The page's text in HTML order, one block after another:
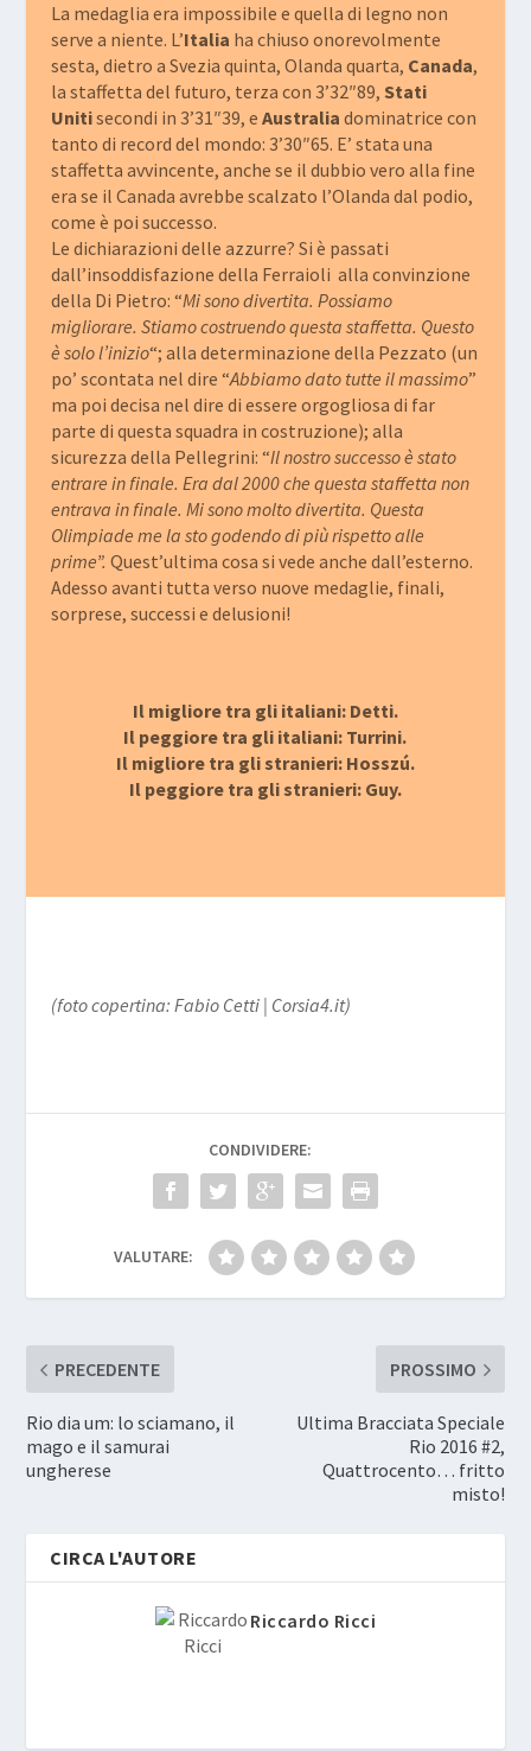
La medaglia era impossibile e quella di legno non
serve a niente. L’Italia ha chiuso onorevolmente
sesta, dietro a Svezia quinta, Olanda quarta, Canada,
la staffetta del futuro, terza con 3’32″89, Stati
Unitisecondi in 3’31″39, e Australia dominatrice con
tanto di record del mondo: 3’30″65. E’ stata una
staffetta avvincente, anche se il dubbio vero alla fine
era se il Canada avrebbe scalzato l’Olanda dal podio,
come è poi successo.
Le dichiarazioni delle azzurre? Si è passati
dall’insoddisfazione della Ferraioli alla convinzione
della Di Pietro: “Mi sono divertita. Possiamo
migliorare. Stiamo costruendo questa staffetta. Questo
è solo l’inizio“; alla determinazione della Pezzato (un
po’ scontata nel dire “Abbiamo dato tutte il massimo”
ma poi decisa nel dire di essere orgogliosa di far
parte di questa squadra in costruzione); alla
sicurezza della Pellegrini: “Il nostro successo è stato
entrare in finale. Era dal 2000 che questa staffetta non
entrava in finale. Mi sono molto divertita. Questa
Olimpiade me la sto godendo di più rispetto alle
prime”. Quest’ultima cosa si vede anche dall’esterno.
Adesso avanti tutta verso nuove medaglie, finali,
sorprese, successi e delusioni!
Il migliore tra gli italiani: Detti.
Il peggiore tra gli italiani: Turrini.
Il migliore tra gli stranieri: Hosszú.
Il peggiore tra gli stranieri: Guy.
(foto copertina: Fabio Cetti | Corsia4.it)
CONDIVIDERE:
VALUTARE:
PRECEDENTE
Rio dia um: lo sciamano, il
mago e il samurai
ungherese
PROSSIMO
Ultima Bracciata Speciale
Rio 2016 #2,
Quattrocento… fritto
misto!
CIRCA L'AUTORE
Riccardo Ricci